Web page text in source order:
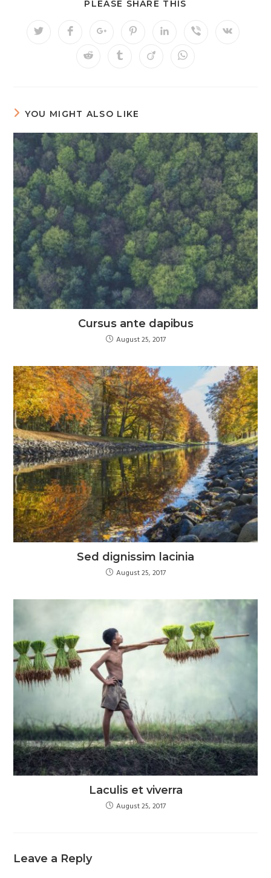
PLEASE SHARE THIS
YOU MIGHT ALSO LIKE
Cursus ante dapibus
August 25, 2017
Sed dignissim lacinia
August 25, 2017
Laculis et viverra
August 25, 2017
Leave a Reply